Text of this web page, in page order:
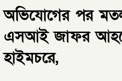
অভিযোগের পর
এসআই জাফর
হাইমচরে,